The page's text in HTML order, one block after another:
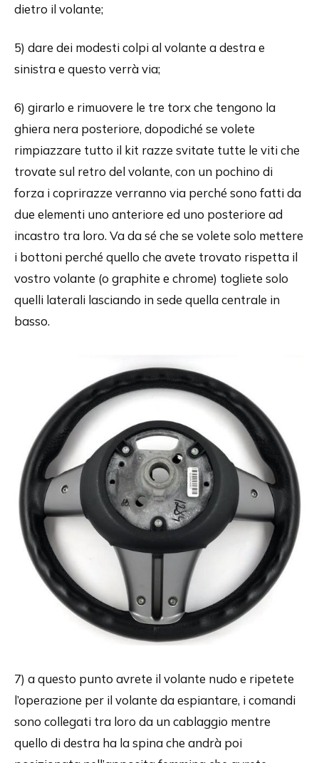
dietro il volante;
5) dare dei modesti colpi al volante a destra e
sinistra e questo verrà via;
6) girarlo e rimuovere le tre torx che tengono la
ghiera nera posteriore, dopodiché se volete
rimpiazzare tutto il kit razze svitate tutte le viti che
trovate sul retro del volante, con un pochino di
forza i coprirazze verranno via perché sono fatti da
due elementi uno anteriore ed uno posteriore ad
incastro tra loro. Va da sé che se volete solo mettere
i bottoni perché quello che avete trovato rispetta il
vostro volante (o graphite e chrome) togliete solo
quelli laterali lasciando in sede quella centrale in
basso.
7) a questo punto avrete il volante nudo e ripetete
l’operazione per il volante da espiantare, i comandi
sono collegati tra loro da un cablaggio mentre
quello di destra ha la spina che andrà poi